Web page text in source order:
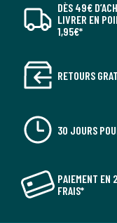
DÈS 49€
LIVRER EN
1,95€*
RETOURS
30 JOURS
PAIEMENT EN
FRAIS*